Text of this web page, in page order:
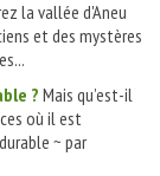
la vallée d'Aneu
et des mystères
? Mais qu’est-il
où il est
~ par